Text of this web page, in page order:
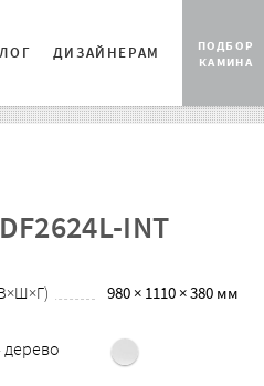
ДИЗАЙНЕРАМ
ПОДБОР
КАМИНА
INT
980 × 1110 × 380 мм